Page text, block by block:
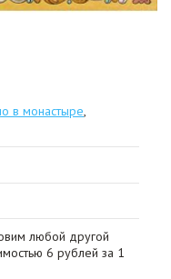
в монастыре,
любой другой
6 рублей за 1